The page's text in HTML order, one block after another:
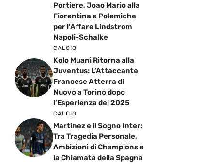
Portiere, Joao Mario alla
Fiorentina e Polemiche
per l’Affare Lindstrom
Napoli-Schalke
CALCIO
Kolo Muani Ritorna alla
Juventus: L’Attaccante
Francese Atterra di
Nuovo a Torino dopo
l’Esperienza del 2025
CALCIO
Martinez e il Sogno Inter:
Tra Tragedia Personale,
Ambizioni di Champions e
la Chiamata della Spagna